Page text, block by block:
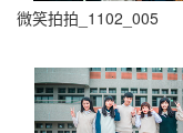
微笑拍拍_1102_005